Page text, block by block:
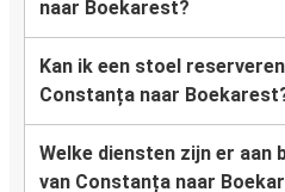
naar Boekarest?
Kan ik een stoel
Constanța naar
Welke diensten zijn er aan
van Constanța naar